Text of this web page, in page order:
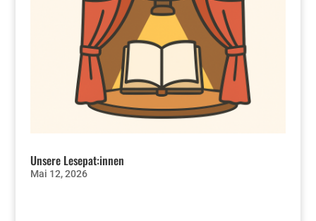
Unsere Lesepat:innen
Mai 12, 2026